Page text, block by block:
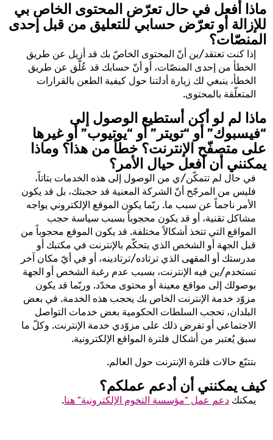
ماذا أفعل في حال تعرّض المحتوى الخاص بي
للإزالة أو تعرّض حسابي للتعليق من قبل إحدى
المنصّات؟
إذا كنت تعتقد/ين أنّ المحتوى الخاصّ بك قد أزيل عن طريق
الخطأ من إحدى المنصّات، أو أنّ حسابك قد عُلّق عن طريق
الخطأ، ينبغي لك زيارة أدلتنا حول كيفية الطعن بالقرارات
المتعلّقة بالمحتوى.
ماذا لم لو أكن أستطيع الوصول إلى
“فيسبوك” أو “تويتر” أو “يوتيوب” أو غيرها
على متصفّح الإنترنت؟ خطأ من هذا؟ وماذا
يمكنني أن أفعل حيال الأمر؟
في حال لم تتمكّن/ي من الوصول إلى هذه الخدمات بتاتاً،
فليس من المرجّح أنّ الشركة المعنية قد حجبتك، بل قد يكون
الأمر ناجماً عن سبب ما. ربّما يكون الموقع الإلكتروني يواجه
مشاكل تقنية، أو قد يكون محجوباً بسبب سياسة حجب
المواقع التي تتخذ أشكالاً مختلفة. قد يكون الموقع محجوباً من
قبل الجهة أو الشخص الذي يتحكّم بالإنترنت في مكتبك أو
مدرستك أو المقهى الذي ترتاده/ترتادينه، أو في أيّ مكان آخر
تستخدم/ين فيه الإنترنت، بسبب عدم رغبة الشخص أو الجهة
بوصولك إلى مواقع معينة أو محتوى محدّد. وربّما قد يكون
مزوّد خدمة الإنترنت الخاص بك يحجب هذه الخدمة. في بعض
البلدان، تحجب السلطات الحكومية بعض خدمات التواصل
الاجتماعي أو تفرض ذلك على مزوّدي خدمة الإنترنت. وكلّ ما
سبق يُعتبر من أشكال فلترة المواقع الإلكترونية.
بتتبّع حالات فلترة الإنترنت حول العالم.
كيف يمكنني أن أدعم عملكم؟
يمكنكدعم عمل “مؤسسة التخوم الإلكترونية” هنا.